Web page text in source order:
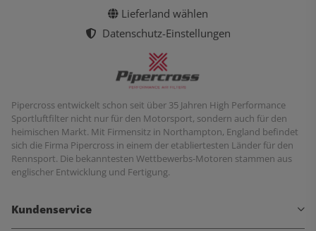
Lieferland wählen
Datenschutz-Einstellungen
Pipercross entwickelt schon seit über 35 Jahren High Performance
Sportluftfilter nicht nur für den Motorsport, sondern auch für den
heimischen Markt. Mit Firmensitz in Northampton, England befindet
sich die Firma Pipercross in einem der etabliertesten Länder für den
Rennsport. Die bekanntesten Wettbewerbs-Motoren stammen aus
englischer Entwicklung und Fertigung.
Kundenservice